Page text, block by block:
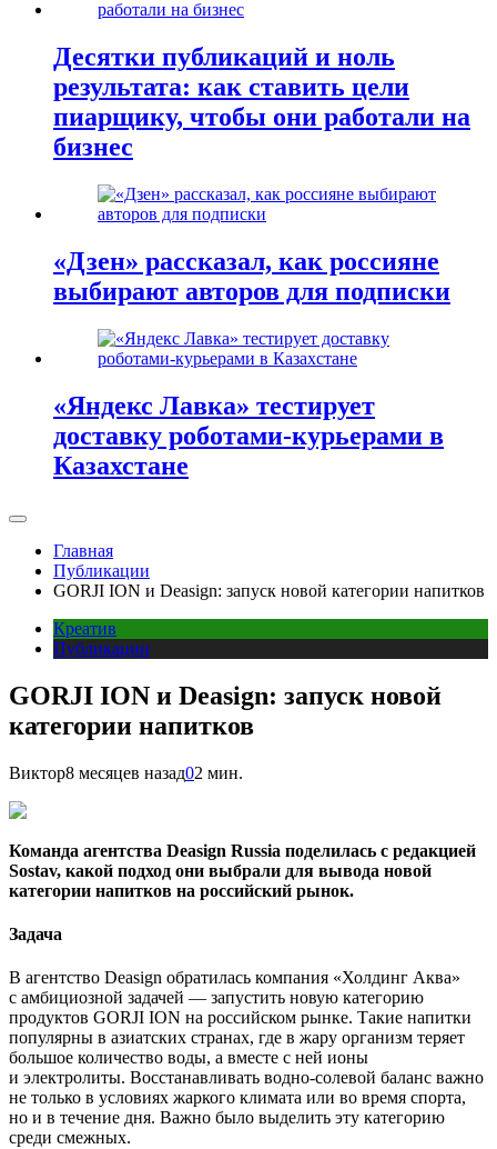
Десятки публикаций и ноль
результата: как ставить цели
пиарщику, чтобы они работали на
бизнес
«Дзен» рассказал, как россияне
выбирают авторов для подписки
«Яндекс Лавка» тестирует
доставку роботами-курьерами в
Казахстане
Главная
Публикации
GORJI ION и Deasign: запуск новой категории напитков
Креатив
Публикации
GORJI ION и Deasign: запуск новой
категории напитков
Виктор8 месяцев назад02 мин.
Команда агентства Deasign Russia поделилась с редакцией
Sostav, какой подход они выбрали для вывода новой
категории напитков на российский рынок.
Задача
В агентство Deasign обратилась компания «Холдинг Аква»
с амбициозной задачей — запустить новую категорию
продуктов GORJI ION на российском рынке. Такие напитки
популярны в азиатских странах, где в жару организм теряет
большое количество воды, а вместе с ней ионы
и электролиты. Восстанавливать водно-солевой баланс важно
не только в условиях жаркого климата или во время спорта,
но и в течение дня. Важно было выделить эту категорию
среди смежных.